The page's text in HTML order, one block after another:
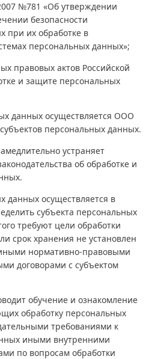
№781 «Об утверждении
безопасности
при их обработке в
персональных данных»;
правовых актов Российской
и защите персональных
данных осуществляется ООО
персональных данных.
устраняет
об обработке и
данных осуществляется в
субъекта персональных
требуют цели обработки
срок хранения не установлен
нормативно-правовыми
договорами с субъектом
обучение и ознакомление
обработку персональных
требованиями к
иными внутренними
по вопросам обработки